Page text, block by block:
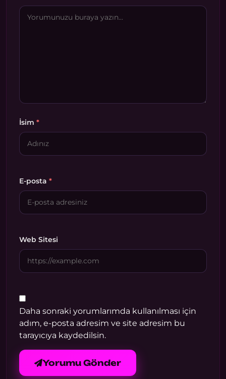
İsim *
E-posta *
Web Sitesi
Daha sonraki yorumlarımda kullanılması için
adım, e-posta adresim ve site adresim bu
tarayıcıya kaydedilsin.
Yorumu Gönder